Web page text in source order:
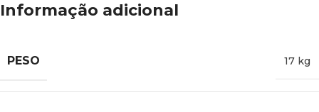
Informação adicional
PESO 17 kg